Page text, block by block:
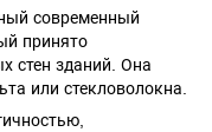
современный
принято
стен зданий. Она
или стекловолокна.